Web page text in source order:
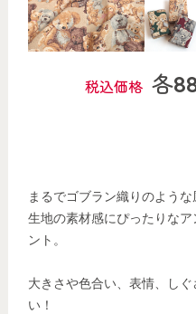
税込価格 各
まるでゴブラン織りのよう
生地の素材感にぴったりな
ント。
大きさや色合い、表情、し
い！